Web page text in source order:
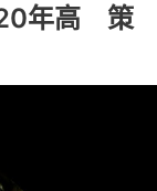
20年高 策